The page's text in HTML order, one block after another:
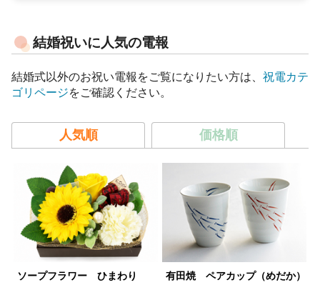
結婚祝いに人気の電報
結婚式以外のお祝い電報をご覧になりたい方は、 祝電カテ
ゴリページをご確認ください。
人気順 価格順
ソープフラワー ひまわり 有田焼 ペアカップ（めだか）